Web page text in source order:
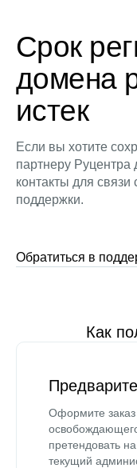
Срок
домена
истек
Если вы хотите
партнеру Руцентра
контакты для
поддержки.
Обратиться в
Как
Оформите
претендовать
текущий